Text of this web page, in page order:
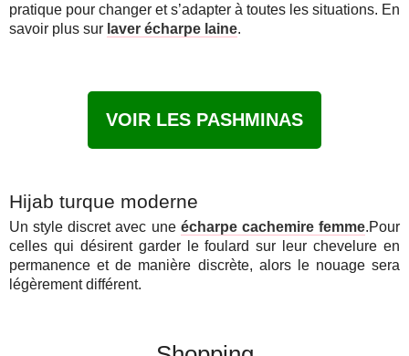
pratique pour changer et s’adapter à toutes les situations. En
savoir plus sur laver écharpe laine.
VOIR LES PASHMINAS
Hijab turque moderne
Un style discret avec une écharpe cachemire femme.Pour
celles qui désirent garder le foulard sur leur chevelure en
permanence et de manière discrète, alors le nouage sera
légèrement différent.